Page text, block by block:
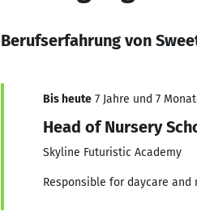
Berufserfahrung von
Bis heute 7 Jahre und 7
Head of Nursery
Skyline Futuristic Academy
Responsible for daycare